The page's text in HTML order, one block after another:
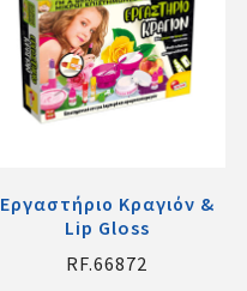
Εργαστήριο Κραγιόν &
Lip Gloss
RF.66872